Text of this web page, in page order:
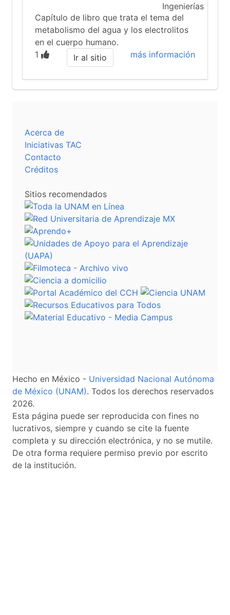
Capítulo de libro que trata el tema del
metabolismo del agua y los electrolitos
en el cuerpo humano.
1
más información
Ir al sitio
Acerca de
Iniciativas TAC
Contacto
Créditos
Sitios recomendados
Hecho en México - Universidad Nacional Autónoma
de México (UNAM). Todos los derechos reservados
2026.
Esta página puede ser reproducida con fines no
lucrativos, siempre y cuando se cite la fuente
completa y su dirección electrónica, y no se mutile.
De otra forma requiere permiso previo por escrito
de la institución.